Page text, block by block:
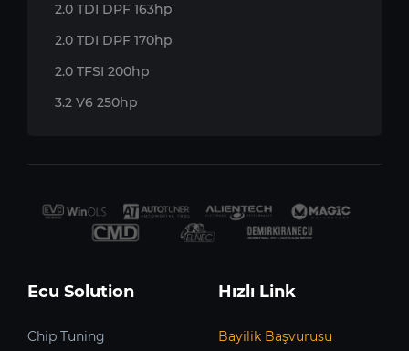
2.0 TDI DPF 163hp
2.0 TDI DPF 170hp
2.0 TFSI 200hp
3.2 V6 250hp
Ecu Solution
Chip Tuning
Hızlı Link
Bayilik Başvurusu